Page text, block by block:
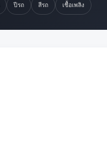
ปีรถ สีรถ เชื้อเพลิง